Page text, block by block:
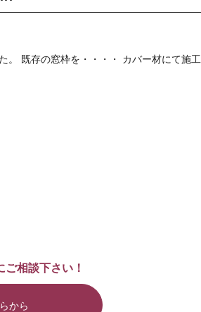
。 既存の窓枠を・・・・ カバー材にて施工
相談下さい！
から